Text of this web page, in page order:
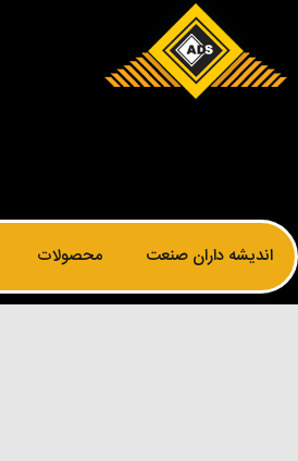
اندیشه داران صنعت محصولات